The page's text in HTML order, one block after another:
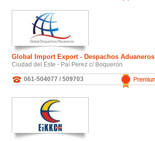
Global Import Export - Despachos Aduaneros
Ciudad del Este - Paí Perez c/ Boquerón
061-504077 / 509703